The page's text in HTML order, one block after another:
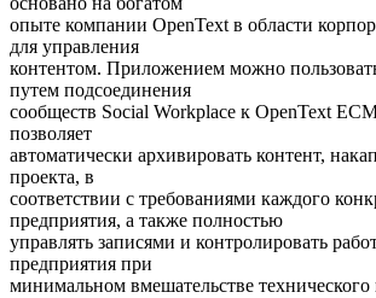
опыте компании OpenText в области
для управления
контентом. Приложением можно
путем подсоединения
сообществ Social Workplace к OpenText
позволяет
автоматически архивировать контент,
проекта, в
соответствии с требованиями каждого
предприятия, а также полностью
управлять записями и контролировать
предприятия при
минимальном вмешательстве технического